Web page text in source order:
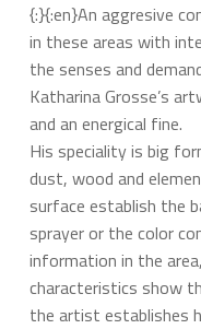
{:}{:en}An aggresive
in these areas with
the senses and
Katharina Grosse’s
and an energical fine.
His speciality is big
dust, wood and
surface establish the
sprayer or the color
information in the
characteristics show
the artist establishes